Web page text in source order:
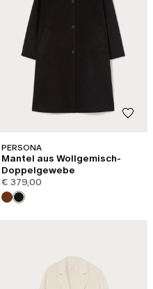
PERSONA
Mantel aus Wollgemisch-
Doppelgewebe
€ 379,00